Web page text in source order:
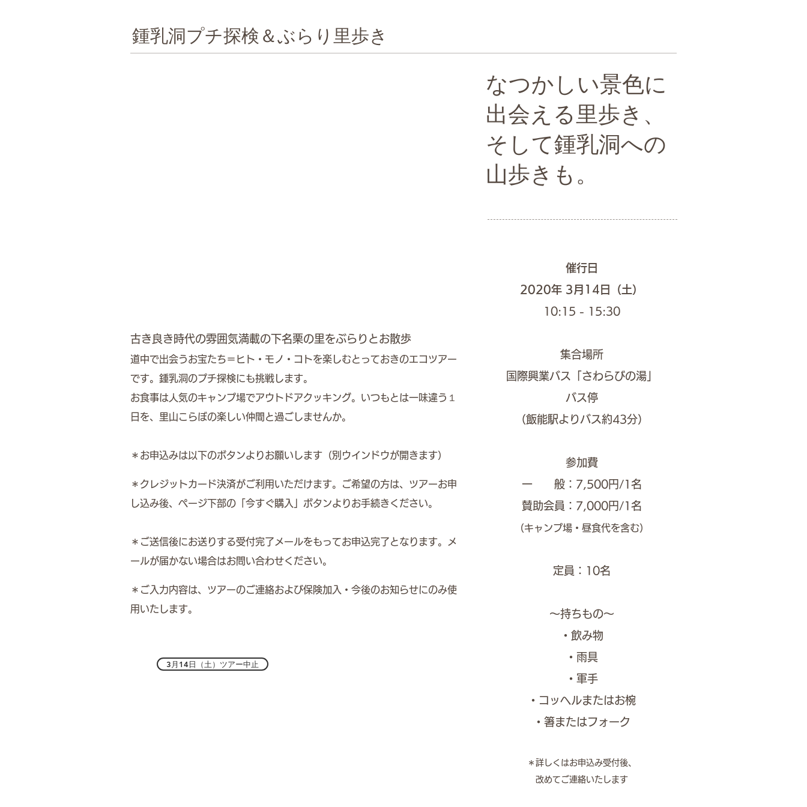
​鍾乳洞プチ探検＆ぶらり里歩き
古き良き時代の雰囲気満載の下名栗の里をぶらりとお散歩
道中で出会うお宝たち＝ヒト・モノ・コトを楽しむとっておきのエコツアー
です。鍾乳洞のプチ探検にも挑戦します。
お食事は人気のキャンプ場でアウトドアクッキング。いつもとは一味違う１
日を、里山こらぼの楽しい仲間と過ごしませんか。
＊お申込みは以下のボタンよりお願いします（別ウインドウが開きます）​
＊クレジットカード決済がご利用いただけます。ご希望の方は、 ​ツアーお申
し込み後、ページ下部の「今すぐ購入」ボタンよりお手続きください。
​＊ご送信後にお送りする受付完了メールをもってお申込完了となります。メ
ールが届かない場合はお問い合わせください。
＊ご入力内容は、ツアーのご連絡および保険加入・今後のお知らせにのみ使
用いたします。
3月14日（土）ツアー中止
なつかしい景色に
出会える里歩き、
そして鍾乳洞への
山歩きも。
催行日
2020年 3月14日（土）
10:15 - 15:30
集合場所
国際興業バス「さわらびの湯」
バス停
（飯能駅よりバス約43分）
参加費
一 般：7,500円/1名
​賛助会員：7,000円/1名
（キャンプ場・昼食代を含む）
定員：10名​
〜持ちもの〜
・飲み物
・雨具
​・軍手
・コッヘルまたはお椀
・箸またはフォーク
＊詳しくはお申込み受付後、
改めてご連絡いたします